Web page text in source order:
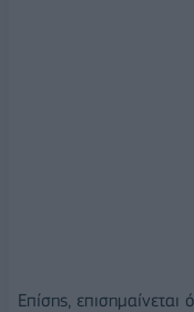
Επίσης, επισημαίνεται